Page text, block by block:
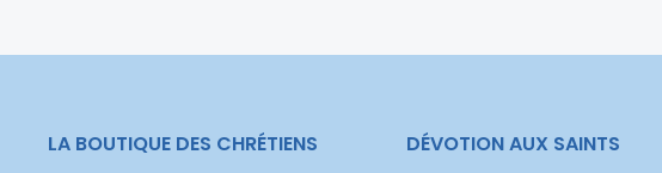
LA BOUTIQUE DES CHRÉTIENS DÉVOTION AUX SAINTS